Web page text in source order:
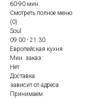
60-90 мин.
Смотреть полное меню
(0)
Soul
09:00 - 21:30
Европейская кухня
Мин. заказ:
Нет
Доставка:
зависит от адреса
Принимаем: